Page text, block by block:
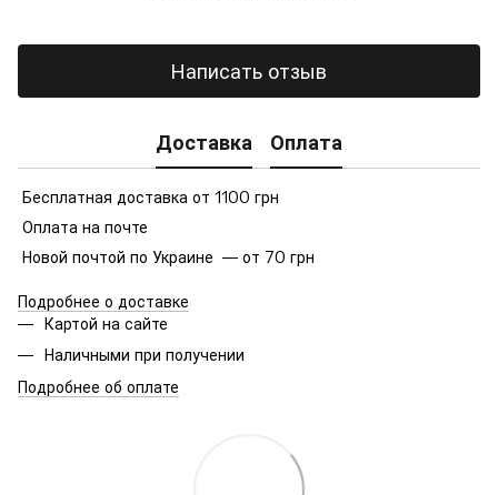
Написать отзыв
Доставка Оплата
Бесплатная доставка от 1100 грн
Оплата на почте
Новой почтой по Украине — от 70 грн
Подробнее о доставке
Картой на сайте
Наличными при получении
Подробнее об оплате